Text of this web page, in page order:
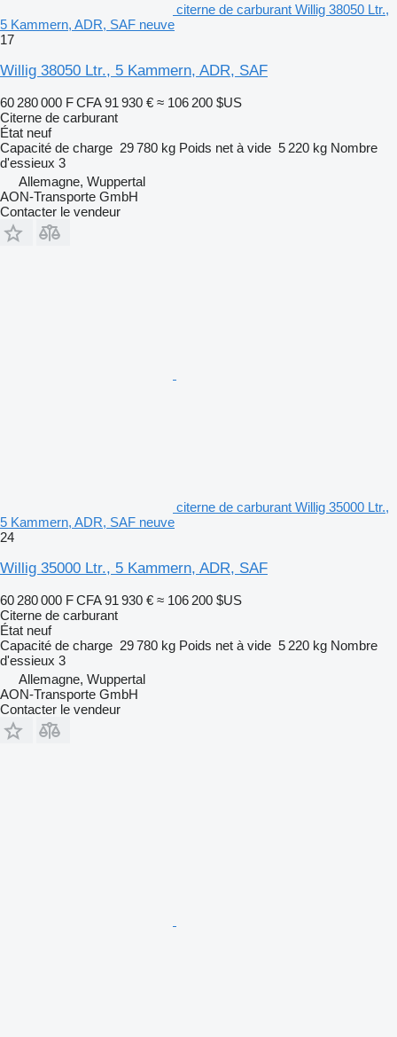
citerne de carburant Willig 38050 Ltr.,
5 Kammern, ADR, SAF neuve
17
Willig 38050 Ltr., 5 Kammern, ADR, SAF
60 280 000 F CFA 91 930 € ≈ 106 200 $US
Citerne de carburant
État neuf
Capacité de charge 29 780 kg Poids net à vide 5 220 kg Nombre
d'essieux 3
Allemagne, Wuppertal
AON-Transporte GmbH
Contacter le vendeur
citerne de carburant Willig 35000 Ltr.,
5 Kammern, ADR, SAF neuve
24
Willig 35000 Ltr., 5 Kammern, ADR, SAF
60 280 000 F CFA 91 930 € ≈ 106 200 $US
Citerne de carburant
État neuf
Capacité de charge 29 780 kg Poids net à vide 5 220 kg Nombre
d'essieux 3
Allemagne, Wuppertal
AON-Transporte GmbH
Contacter le vendeur